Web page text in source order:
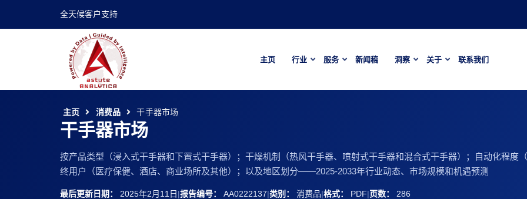
全天候客户支持
主页 行业 服务 新闻稿 洞察 关于 联系我们
主页 消费品 干手器市场
干手器市场
按产品类型（浸入式干手器和下置式干手器）；干燥机制（热风干手器、喷射式干手器和混合式干手器）；自动化程度
终用户（医疗保健、酒店、商业场所及其他）；以及地区划分——2025-2033年行业动态、市场规模和机遇预测
最后更新日期： 2025年2月11日 |报告编号： AA0222137|类别： 消费品|格式： PDF|页数： 286